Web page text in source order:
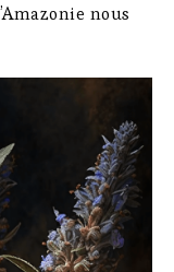
nous